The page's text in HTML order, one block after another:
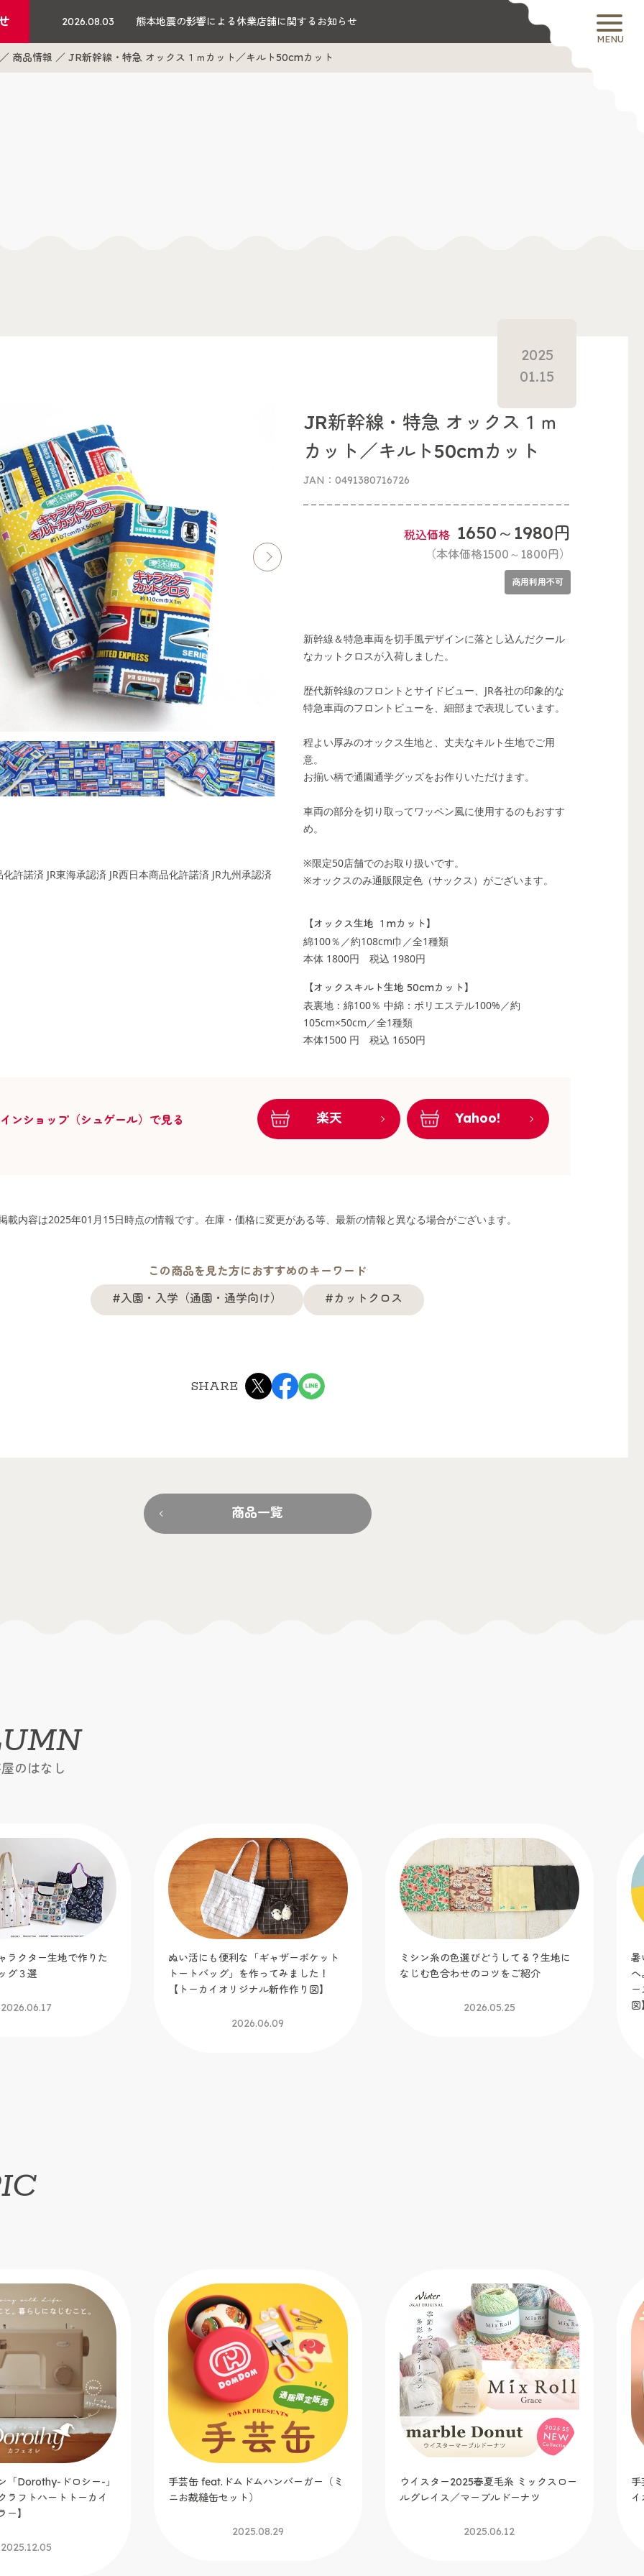
MENU
2026.08.03 熊本地震の影響による休業店舗に関するお知らせ
商品情報 JR新幹線・特急 オックス１ｍカット／キルト50cmカット
JR新幹線・特急 オックス１ｍ
カット／キルト50cmカット
JAN：0491380716726
2025
01.15
化許諾済 JR東海承認済 JR西日本商品化許諾済 JR九州承認済
税込価格 1650～1980円
（本体価格1500～1800円）
商用利用不可
新幹線＆特急車両を切手風デザインに落とし込んだクール
なカットクロスが入荷しました。
歴代新幹線のフロントとサイドビュー、JR各社の印象的な
特急車両のフロントビューを、細部まで表現しています。
程よい厚みのオックス生地と、丈夫なキルト生地でご用
意。
お揃い柄で通園通学グッズをお作りいただけます。
車両の部分を切り取ってワッペン風に使用するのもおすす
め。
※限定50店舗でのお取り扱いです。
※オックスのみ通販限定色（サックス）がございます。
【オックス生地 １mカット】
綿100％／約108cm巾／全1種類
本体 1800円 税込 1980円
【オックスキルト生地 50cmカット】
表裏地：綿100％ 中綿：ポリエステル100%／約
105cm×50cm／全1種類
本体1500 円 税込 1650円
ンショップ（シュゲール）で見る 楽天 Yahoo!
載内容は2025年01月15日時点の情報です。在庫・価格に変更がある等、最新の情報と異なる場合がございます。
この商品を見た方におすすめのキーワード
#入園・入学（通園・通学向け）
#カットクロス
SHARE
商品一覧
のはなし
な「ギャザーポケット
を作ってみました！
ミシン糸の色選びどうしてる？生地に
なじむ色合わせのコツをご紹介
暑い日も編み物を楽しみたいあなた
へ。「くいしんぼーペンギンのキーケ
【
ドムハンバーガー（ミ
ト）
ウイスター2025春夏毛糸 ミックスロー
ルグレイス／マーブルドーナツ
2025.06.12
手芸缶 feat.太陽ノ塔 洋菓子店 トーカ
イオリジナル生地も発売！
2025.06.06
ジ